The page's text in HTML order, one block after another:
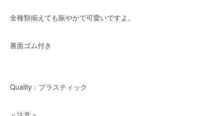
全種類揃えても賑やかで可愛いですよ。
裏面ゴム付き
Quality：プラスティック